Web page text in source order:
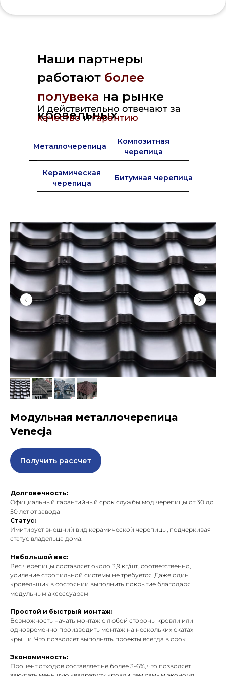
Наши партнеры
работают более
полувека на рынке
кровельных
И действительно отвечают за
качествоигарантию
Металлочерепица
Композитная
черепица
Керамическая
черепица
Битумная черепица
Модульная металлочерепица
Venecja
Получить рассчет
Долговечность:
Официальный гарантийный срок службы мод черепицы от 30 до
50 лет от завода
Статус:
Имитирует внешний вид керамической черепицы, подчеркивая
статус владельца дома.
Небольшой вес:
Вес черепицы составляет около 3,9 кг/шт., соответственно,
усиление стропильной системы не требуется. Даже один
кровельщик в состоянии выполнить покрытие благодаря
модульным аксессуарам
Простой и быстрый монтаж:
Возможность начать монтаж с любой стороны кровли или
одновременно производить монтаж на нескольких скатах
крыши. Что позволяет выполнять проекты всегда в срок
Экономичность:
Процент отходов составляет не более 3-6%, что позволяет